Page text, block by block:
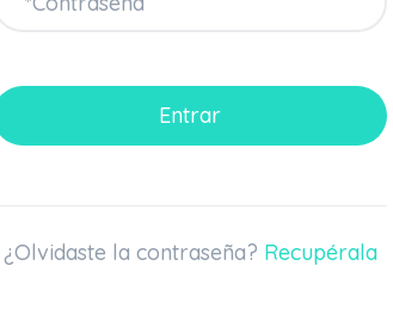
Entrar
¿Olvidaste la contraseña? Recupérala